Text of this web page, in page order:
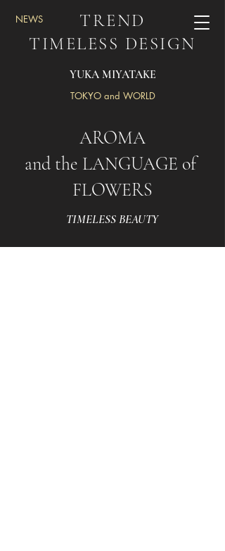
TREND
TIMELESS DESIGN
NEWS
YUKA MIYATAKE
TOKYO and WORLD
AROMA
and the LANGUAGE of
FLOWERS
TIMELESS BEAUTY